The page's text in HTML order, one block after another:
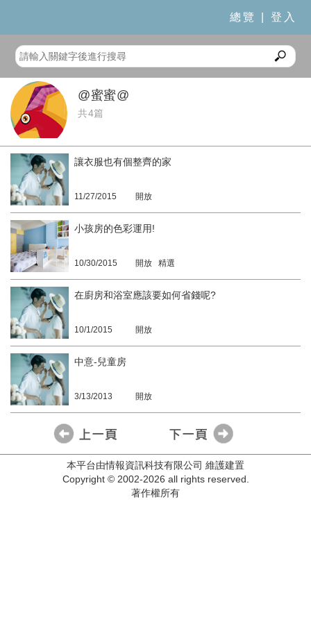
總覽 登入
@蜜蜜@
共4篇
讓衣服也有個整齊的家
11/27/2015 開放
小孩房的色彩運用!
10/30/2015 開放 精選
在廚房和浴室應該要如何省錢呢?
10/1/2015 開放
中意-兒童房
3/13/2013 開放
本平台由情報資訊科技有限公司 維護建置
Copyright © 2002-2026 all rights reserved.
著作權所有